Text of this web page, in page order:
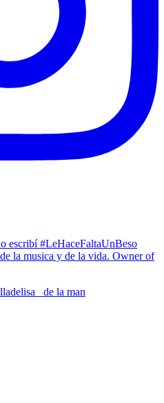
escribí #LeHaceFaltaUnBeso
la musica y de la vida. Owner of
de la man